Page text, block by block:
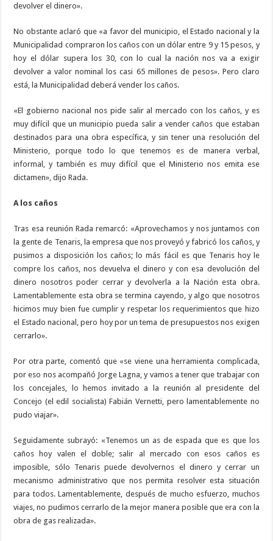
devolver el dinero».
No obstante aclaró que «a favor del municipio, el Estado nacional y la
Municipalidad compraron los caños con un dólar entre 9 y 15 pesos, y
hoy el dólar supera los 30, con lo cual la nación nos va a exigir
devolver a valor nominal los casi 65 millones de pesos». Pero claro
está, la Municipalidad deberá vender los caños.
«El gobierno nacional nos pide salir al mercado con los caños, y es
muy difícil que un municipio pueda salir a vender caños que estaban
destinados para una obra específica, y sin tener una resolución del
Ministerio, porque todo lo que tenemos es de manera verbal,
informal, y también es muy difícil que el Ministerio nos emita ese
dictamen», dijo Rada.
A los caños
Tras esa reunión Rada remarcó: «Aprovechamos y nos juntamos con
la gente de Tenaris, la empresa que nos proveyó y fabricó los caños, y
pusimos a disposición los caños; lo más fácil es que Tenaris hoy le
compre los caños, nos devuelva el dinero y con esa devolución del
dinero nosotros poder cerrar y devolverla a la Nación esta obra.
Lamentablemente esta obra se termina cayendo, y algo que nosotros
hicimos muy bien fue cumplir y respetar los requerimientos que hizo
el Estado nacional, pero hoy por un tema de presupuestos nos exigen
cerrarlo».
Por otra parte, comentó que «se viene una herramienta complicada,
por eso nos acompañó Jorge Lagna, y vamos a tener que trabajar con
los concejales, lo hemos invitado a la reunión al presidente del
Concejo (el edil socialista) Fabián Vernetti, pero lamentablemente no
pudo viajar».
Seguidamente subrayó: «Tenemos un as de espada que es que los
caños hoy valen el doble; salir al mercado con esos caños es
imposible, sólo Tenaris puede devolvernos el dinero y cerrar un
mecanismo administrativo que nos permita resolver esta situación
para todos. Lamentablemente, después de mucho esfuerzo, muchos
viajes, no pudimos cerrarlo de la mejor manera posible que era con la
obra de gas realizada».